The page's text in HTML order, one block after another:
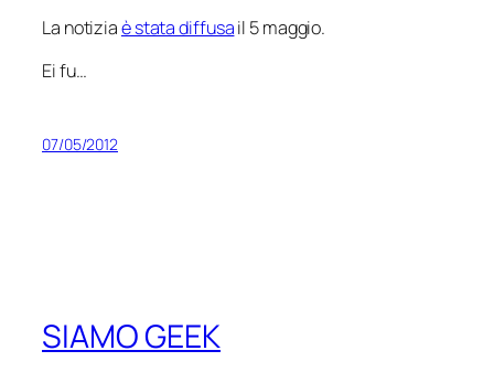
La notiziaè stata diffusail 5 maggio.
Ei fu…
07/05/2012
SIAMO GEEK